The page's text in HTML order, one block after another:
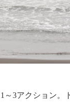
3アクション